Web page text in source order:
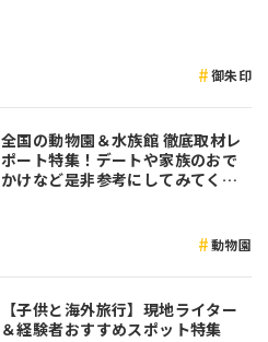
御朱印
全国の動物園＆水族館 徹底取材レ
ポート特集！デートや家族のおで
かけなど是非参考にしてみてくだ
動物園
【子供と海外旅行】現地ライター
＆経験者おすすめスポット特集